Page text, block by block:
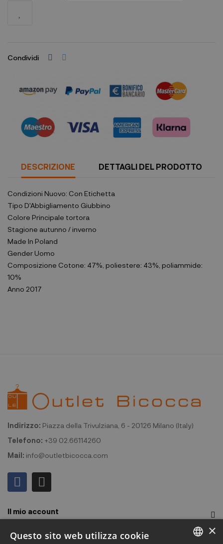
Condividi
DESCRIZIONE DETTAGLI DEL PRODOTTO
Condizioni Nuovo: Con Etichetta
Tipo D'Abbigliamento Giubbino
Colore Principale tortora
Stagione autunno / inverno
Made In Poland
Gender Uomo
Composizione Cotone: 47%, poliestere: 43%, poliammide:
10%
Anno 2017
Indirizzo: Piazza della Trivulziana, 6 - 20126 Milano (Italy)
Telefono: +39 02.66114260
Mail: info@outletbicocca.com
Il mio account
Outlet Bicocca ×
Questo sito web utilizza cookie